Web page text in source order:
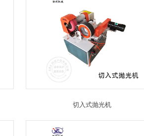
切入式抛光机